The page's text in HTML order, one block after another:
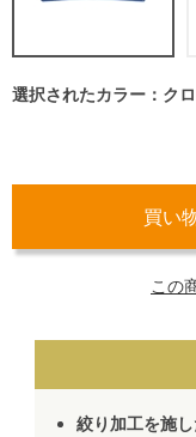
選択されたカラー：クロ
この
絞り加工を施し